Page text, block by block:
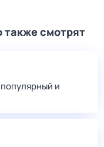
также смотрят
и